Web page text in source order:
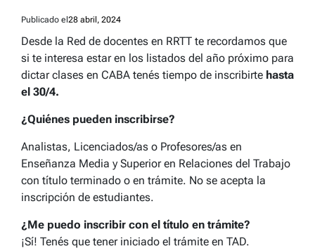
Publicado el 28 abril, 2024
Desde la Red de docentes en RRTT te recordamos que
si te interesa estar en los listados del año próximo para
dictar clases en CABA tenés tiempo de inscribirte hasta
el 30/4.
¿Quiénes pueden inscribirse?
Analistas, Licenciados/as o Profesores/as en
Enseñanza Media y Superior en Relaciones del Trabajo
con título terminado o en trámite. No se acepta la
inscripción de estudiantes.
¿Me puedo inscribir con el título en trámite?
¡Sí! Tenés que tener iniciado el trámite en TAD.